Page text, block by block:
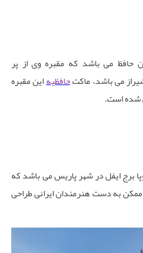
حافظ می باشد که مقبره وی از پر
می باشد، ماکتحافظیهاین مقبره
شده است.
برج ایفل در شهر پاریس می باشد که
به دست هنرمندان ایرانی طراحی